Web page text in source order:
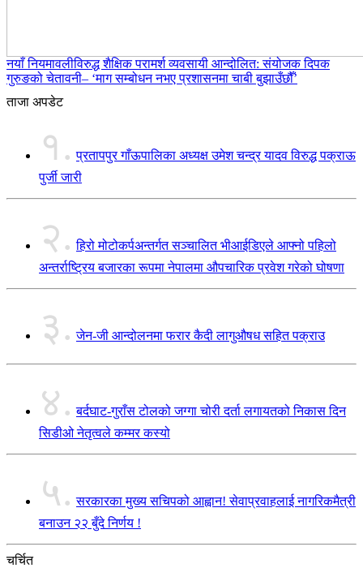
नयाँ नियमावलीविरुद्ध शैक्षिक परामर्श व्यवसायी आन्दोलित: संयोजक दिपक
गुरुङको चेतावनी– ‘माग सम्बोधन नभए प्रशासनमा चाबी बुझाउँछौँ’
ताजा अपडेट
१. प्रतापपुर गाँऊपालिका अध्यक्ष उमेश चन्द्र यादव विरुद्ध पक्राऊ
पुर्जी जारी
२. हिरो मोटोकर्पअन्तर्गत सञ्चालित भीआईडिएले आफ्नो पहिलो
अन्तर्राष्ट्रिय बजारका रूपमा नेपालमा औपचारिक प्रवेश गरेको घोषणा
३. जेन-जी आन्दोलनमा फरार कैदी लागुऔषध सहित पक्राउ
४. बर्दघाट-गुराँस टोलको जग्गा चोरी दर्ता लगायतको निकास दिन
सिडीओ नेतृत्वले कम्मर कस्यो
५. सरकारका मुख्य सचिपको आह्वान! सेवाप्रवाहलाई नागरिकमैत्री
बनाउन २२ बुँदे निर्णय !
चर्चित